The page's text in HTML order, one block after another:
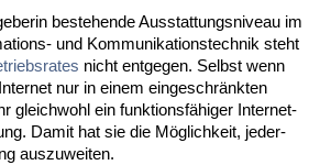
be­ste­hen­de Aus­stat­tungs­ni­veau im
und Kom­mu­ni­ka­ti­ons­tech­nik steht
nicht ent­ge­gen. Selbst wenn
nur in ei­nem ein­ge­schränk­ten
gleich­wohl ein funk­ti­onsfähi­ger In­ter­net­
Da­mit hat sie die Möglich­keit, je­der­
aus­zu­wei­ten.